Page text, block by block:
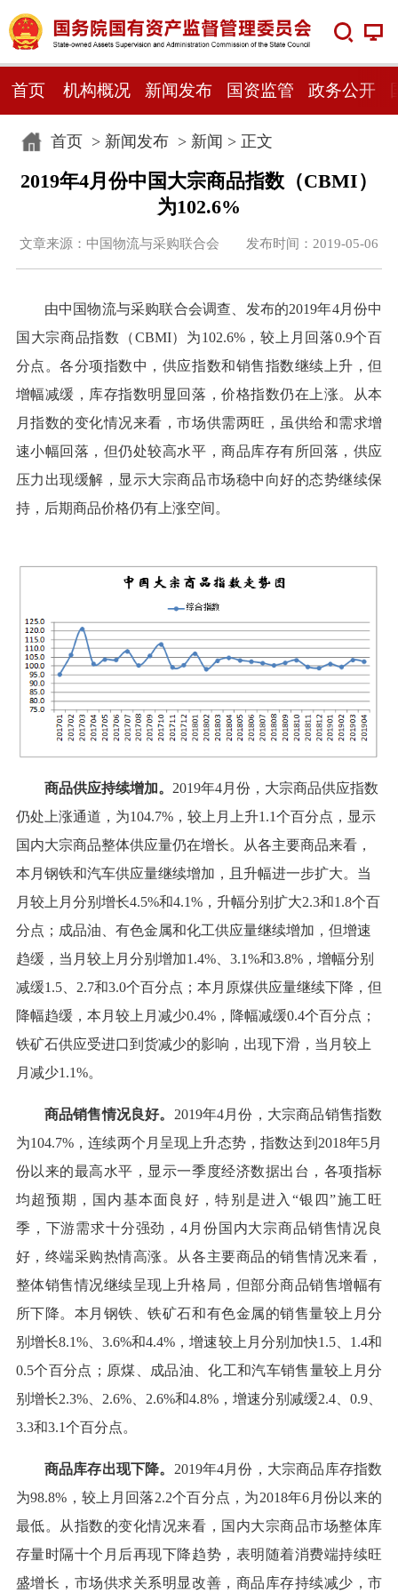
首页 机构概况 新闻发布 国资监管 政务公开
首页> 新闻发布> 新闻 > 正文
2019年4月份中国大宗商品指数（CBMI）
为102.6%
文章来源：中国物流与采购联合会 发布时间：2019-05-06
由中国物流与采购联合会调查、发布的2019年4月份中
国大宗商品指数（CBMI）为102.6%，较上月回落0.9个百
分点。各分项指数中，供应指数和销售指数继续上升，但
增幅减缓，库存指数明显回落，价格指数仍在上涨。从本
月指数的变化情况来看，市场供需两旺，虽供给和需求增
速小幅回落，但仍处较高水平，商品库存有所回落，供应
压力出现缓解，显示大宗商品市场稳中向好的态势继续保
持，后期商品价格仍有上涨空间。
商品供应持续增加。 2019年4月份，大宗商品供应指数
仍处上涨通道，为104.7%，较上月上升1.1个百分点，显示
国内大宗商品整体供应量仍在增长。从各主要商品来看，
本月钢铁和汽车供应量继续增加，且升幅进一步扩大。当
月较上月分别增长4.5%和4.1%，升幅分别扩大2.3和1.8个百
分点；成品油、有色金属和化工供应量继续增加，但增速
趋缓，当月较上月分别增加1.4%、3.1%和3.8%，增幅分别
减缓1.5、2.7和3.0个百分点；本月原煤供应量继续下降，但
降幅趋缓，本月较上月减少0.4%，降幅减缓0.4个百分点；
铁矿石供应受进口到货减少的影响，出现下滑，当月较上
月减少1.1%。
商品销售情况良好。 2019年4月份，大宗商品销售指数
为104.7%，连续两个月呈现上升态势，指数达到2018年5月
份以来的最高水平，显示一季度经济数据出台，各项指标
均超预期，国内基本面良好，特别是进入“银四”施工旺
季，下游需求十分强劲，4月份国内大宗商品销售情况良
好，终端采购热情高涨。从各主要商品的销售情况来看，
整体销售情况继续呈现上升格局，但部分商品销售增幅有
所下降。本月钢铁、铁矿石和有色金属的销售量较上月分
别增长8.1%、3.6%和4.4%，增速较上月分别加快1.5、1.4和
0.5个百分点；原煤、成品油、化工和汽车销售量较上月分
别增长2.3%、2.6%、2.6%和4.8%，增速分别减缓2.4、0.9、
3.3和3.1个百分点。
商品库存出现下降。 2019年4月份，大宗商品库存指数
为98.8%，较上月回落2.2个百分点，为2018年6月份以来的
最低。从指数的变化情况来看，国内大宗商品市场整体库
存量时隔十个月后再现下降趋势，表明随着消费端持续旺
盛增长，市场供求关系明显改善，商品库存持续减少，市